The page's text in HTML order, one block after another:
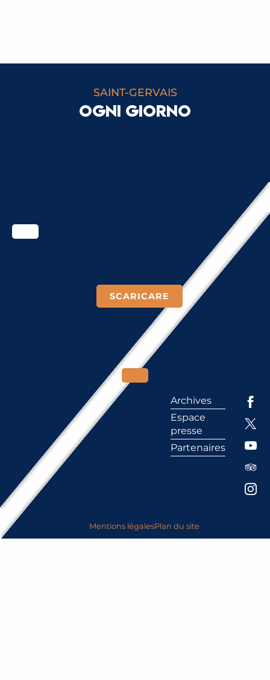
SAINT-GERVAIS
OGNI GIORNO
SCARICARE
Archives
Espace
presse
Partenaires
Mentions légalesPlan du site